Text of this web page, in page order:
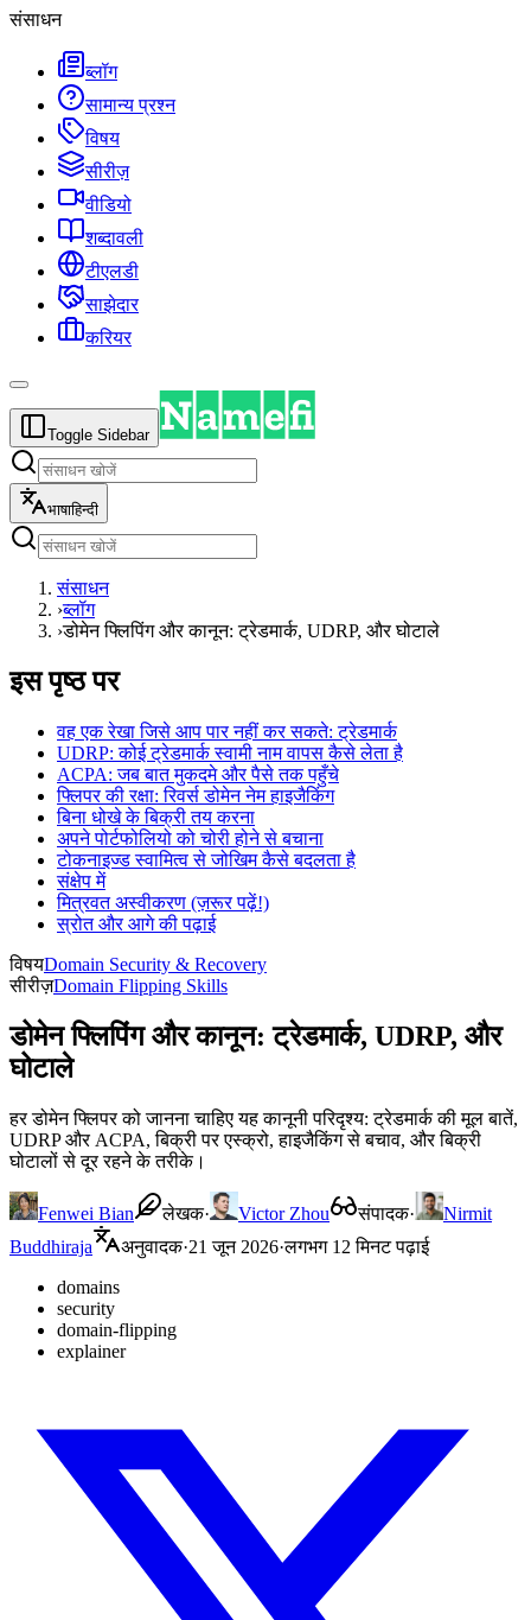
संसाधन
ब्लॉग
सामान्य प्रश्न
विषय
सीरीज़
वीडियो
शब्दावली
टीएलडी
साझेदार
करियर
Toggle Sidebar
भाषाहिन्दी
संसाधन
›ब्लॉग
›डोमेन फ्लिपिंग और कानून: ट्रेडमार्क, UDRP, और घोटाले
इस पृष्ठ पर
वह एक रेखा जिसे आप पार नहीं कर सकते: ट्रेडमार्क
UDRP: कोई ट्रेडमार्क स्वामी नाम वापस कैसे लेता है
ACPA: जब बात मुकदमे और पैसे तक पहुँचे
फ्लिपर की रक्षा: रिवर्स डोमेन नेम हाइजैकिंग
बिना धोखे के बिक्री तय करना
अपने पोर्टफोलियो को चोरी होने से बचाना
टोकनाइज्ड स्वामित्व से जोखिम कैसे बदलता है
संक्षेप में
मित्रवत अस्वीकरण (ज़रूर पढ़ें!)
स्रोत और आगे की पढ़ाई
विषयDomain Security & Recovery
सीरीज़Domain Flipping Skills
डोमेन फ्लिपिंग और कानून: ट्रेडमार्क, UDRP, और
घोटाले
हर डोमेन फ्लिपर को जानना चाहिए यह कानूनी परिदृश्य: ट्रेडमार्क की मूल बातें,
UDRP और ACPA, बिक्री पर एस्क्रो, हाइजैकिंग से बचाव, और बिक्री
घोटालों से दूर रहने के तरीके।
Fenwei Bian लेखक· Victor Zhou संपादक·
Nirmit
Buddhiraja
अनुवादक·21 जून 2026·लगभग 12 मिनट पढ़ाई
domains
security
domain-flipping
explainer